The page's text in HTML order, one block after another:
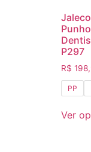
P297
R$
PP
Ver